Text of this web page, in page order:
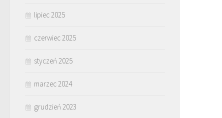
lipiec 2025
czerwiec 2025
styczeń 2025
marzec 2024
grudzień 2023